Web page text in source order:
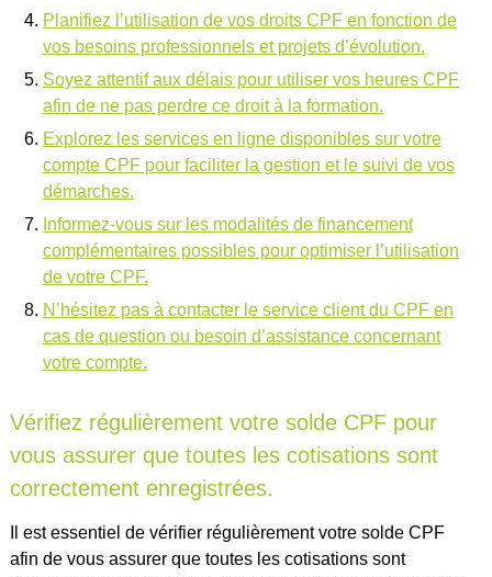
Planifiez l’utilisation de vos droits CPF en fonction de
vos besoins professionnels et projets d’évolution.
Soyez attentif aux délais pour utiliser vos heures CPF
afin de ne pas perdre ce droit à la formation.
Explorez les services en ligne disponibles sur votre
compte CPF pour faciliter la gestion et le suivi de vos
démarches.
Informez-vous sur les modalités de financement
complémentaires possibles pour optimiser l’utilisation
de votre CPF.
N’hésitez pas à contacter le service client du CPF en
cas de question ou besoin d’assistance concernant
votre compte.
Vérifiez régulièrement votre solde CPF pour
vous assurer que toutes les cotisations sont
correctement enregistrées.
Il est essentiel de vérifier régulièrement votre solde CPF
afin de vous assurer que toutes les cotisations sont